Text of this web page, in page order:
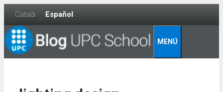
Skip
content
Català Español
MENÚ